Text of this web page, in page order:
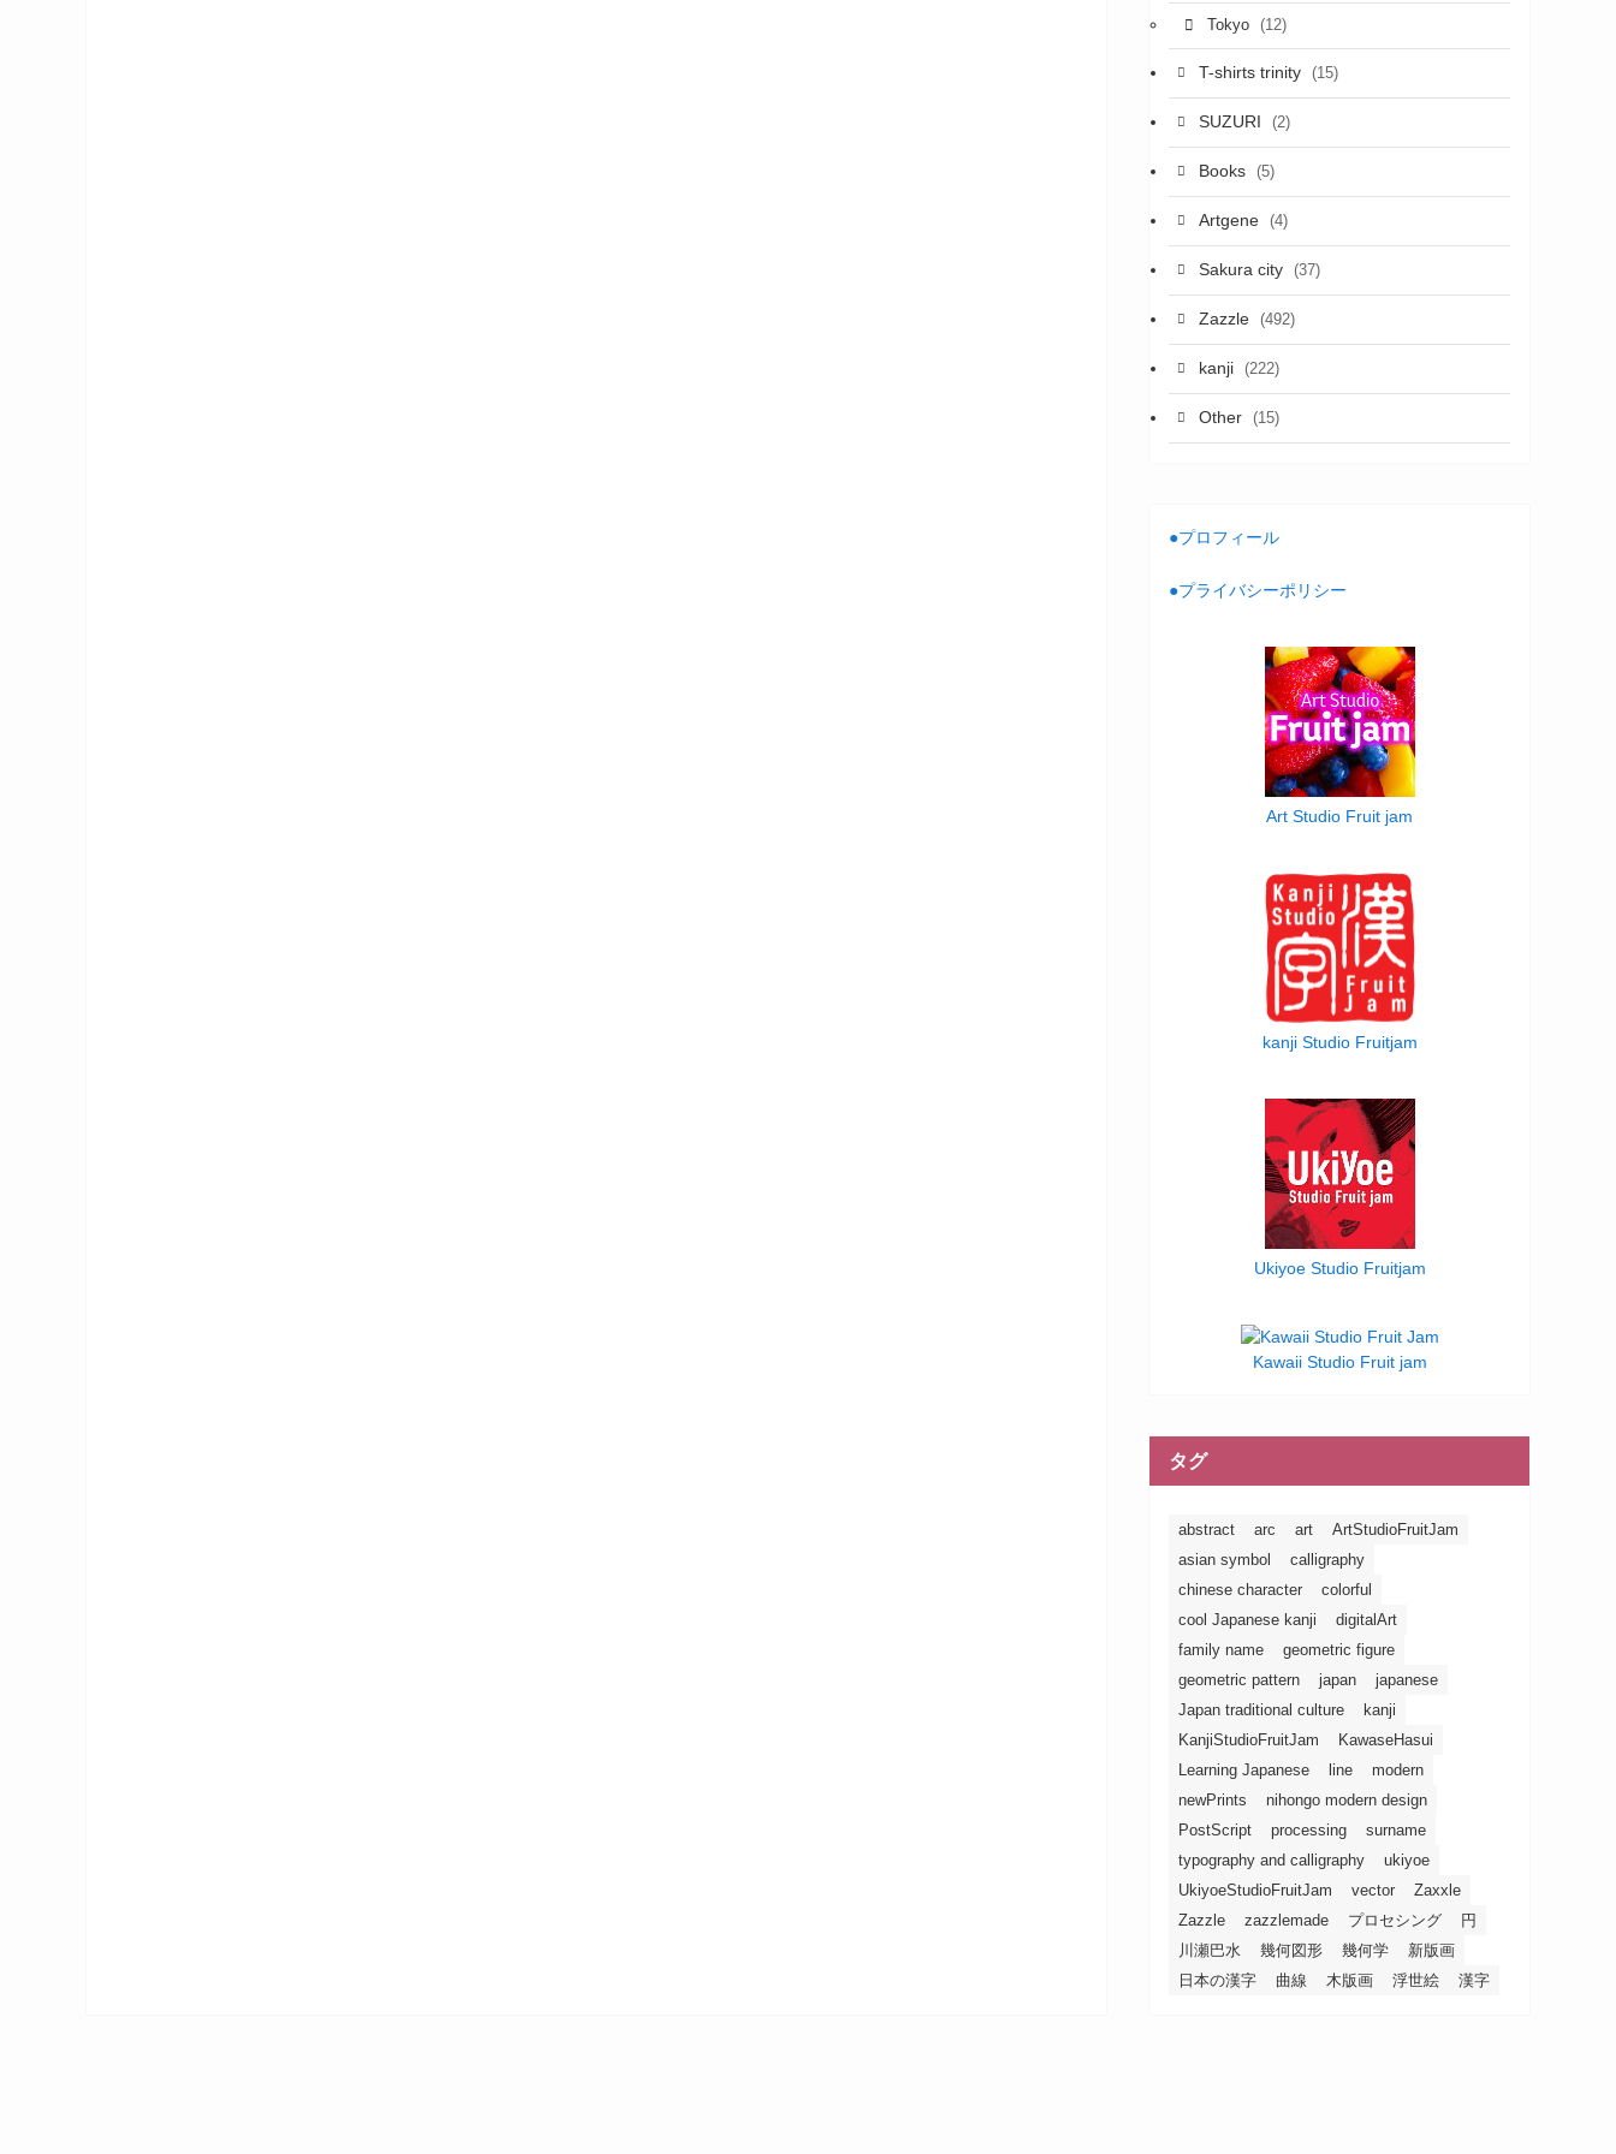
Tokyo (12)
T-shirts trinity (15)
SUZURI (2)
Books (5)
Artgene (4)
Sakura city (37)
Zazzle (492)
kanji (222)
Other (15)
●プロフィール
●プライバシーポリシー
Art Studio Fruit jam
kanji Studio Fruitjam
Ukiyoe Studio Fruitjam
Kawaii Studio Fruit jam
タグ
abstract arc art
ArtStudioFruitJam
asian symbol
calligraphy
chinese character
colorful
cool Japanese kanji
digitalArt
family name
geometric figure
geometric pattern
japan
japanese
Japan traditional culture
kanji
KanjiStudioFruitJam
KawaseHasui
Learning Japanese
line
modern
newPrints
nihongo modern design
PostScript
processing
surname
typography and calligraphy
ukiyoe
UkiyoeStudioFruitJam
vector
Zaxxle
Zazzle
zazzlemade プロセシング
円
川瀬巴水
幾何図形 幾何学
新版画
日本の漢字
曲線 木版画 浮世絵 漢字